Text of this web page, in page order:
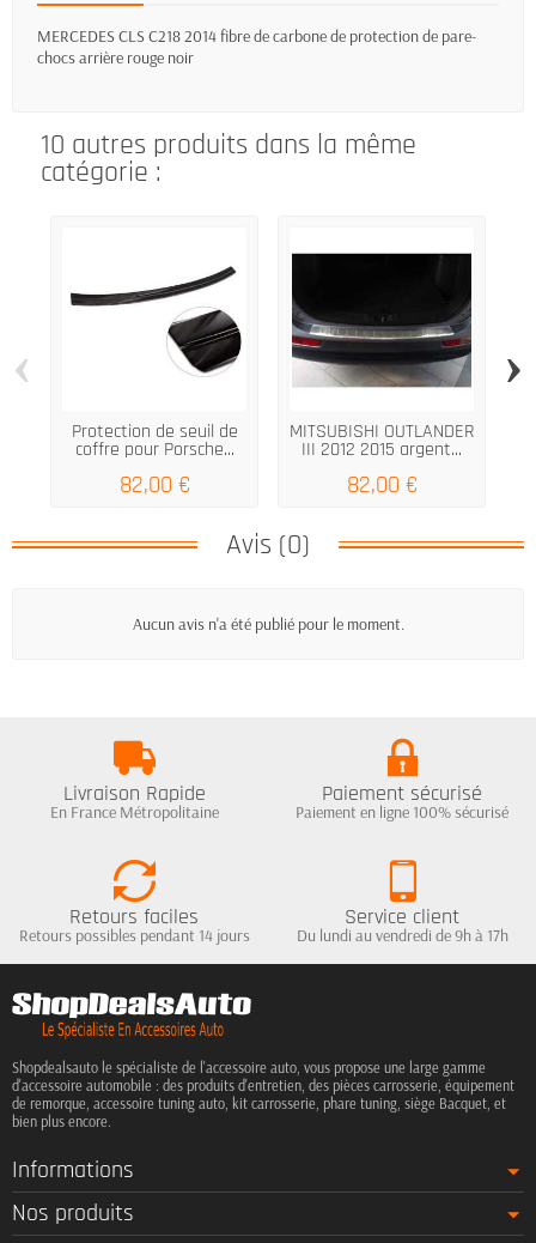
MERCEDES CLS C218 2014 fibre de carbone de protection de pare-
chocs arrière rouge noir
10 autres produits dans la même
catégorie :
Protection de seuil de
coffre pour Porsche...
82,00 €
MITSUBISHI OUTLANDER
III 2012 2015 argent...
82,00 €
‹ ›
Avis (0)
Aucun avis n'a été publié pour le moment.
Livraison Rapide
En France Métropolitaine
Paiement sécurisé
Paiement en ligne 100% sécurisé
Retours faciles
Retours possibles pendant 14 jours
Service client
Du lundi au vendredi de 9h à 17h
Shopdealsauto le spécialiste de l'accessoire auto, vous propose une large gamme
d'accessoire automobile : des produits d'entretien, des pièces carrosserie, équipement
de remorque, accessoire tuning auto, kit carrosserie, phare tuning, siège Bacquet, et
bien plus encore.
Informations
Nos produits